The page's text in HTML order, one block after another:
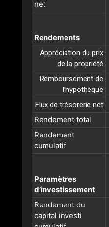
net
Rendements
Appréciation du prix
de la propriété
Remboursement de
l’hypothèque
Flux de trésorerie net
Rendement total
Rendement
cumulatif
Paramètres
d’investissement
Rendement du
capital investi